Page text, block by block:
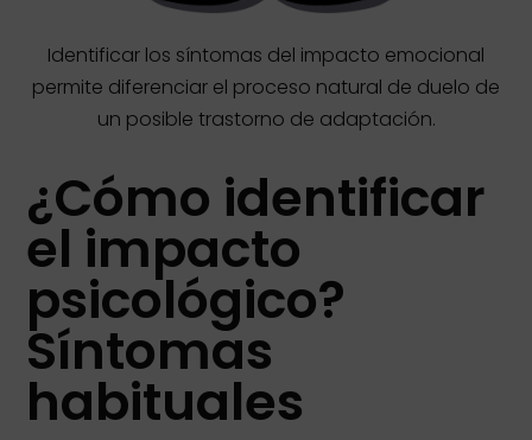
Identificar los síntomas del impacto emocional
permite diferenciar el proceso natural de duelo de
un posible trastorno de adaptación.
¿Cómo identificar
el impacto
psicológico?
Síntomas
habituales